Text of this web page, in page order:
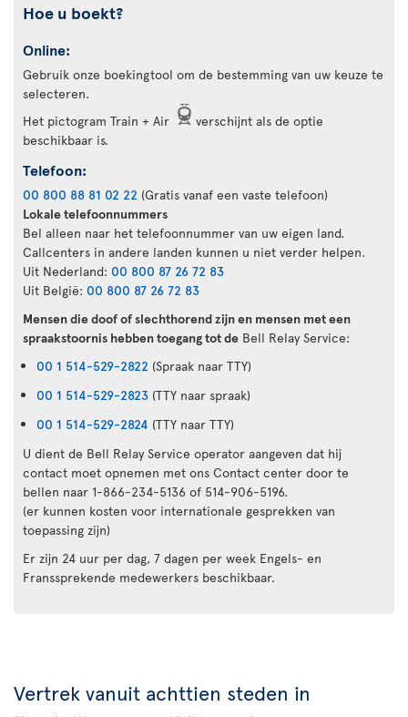
Hoe u boekt?
Online:
Gebruik onze boekingtool om de bestemming van uw keuze te
selecteren.
Het pictogram Train + Air
verschijnt als de optie
beschikbaar is.
Telefoon:
00 800 88 81 02 22 (Gratis vanaf een vaste telefoon)
Lokale telefoonnummers
Bel alleen naar het telefoonnummer van uw eigen land.
Callcenters in andere landen kunnen u niet verder helpen.
Uit Nederland: 00 800 87 26 72 83
Uit België: 00 800 87 26 72 83
Mensen die doof of slechthorend zijn en mensen met een
spraakstoornis hebben toegang tot de Bell Relay Service:
00 1 514-529-2822 (Spraak naar TTY)
00 1 514-529-2823 (TTY naar spraak)
00 1 514-529-2824 (TTY naar TTY)
U dient de Bell Relay Service operator aangeven dat hij
contact moet opnemen met ons Contact center door te
bellen naar 1-866-234-5136 of 514-906-5196.
(er kunnen kosten voor internationale gesprekken van
toepassing zijn)
Er zijn 24 uur per dag, 7 dagen per week Engels- en
Franssprekende medewerkers beschikbaar.
Vertrek vanuit achttien steden in